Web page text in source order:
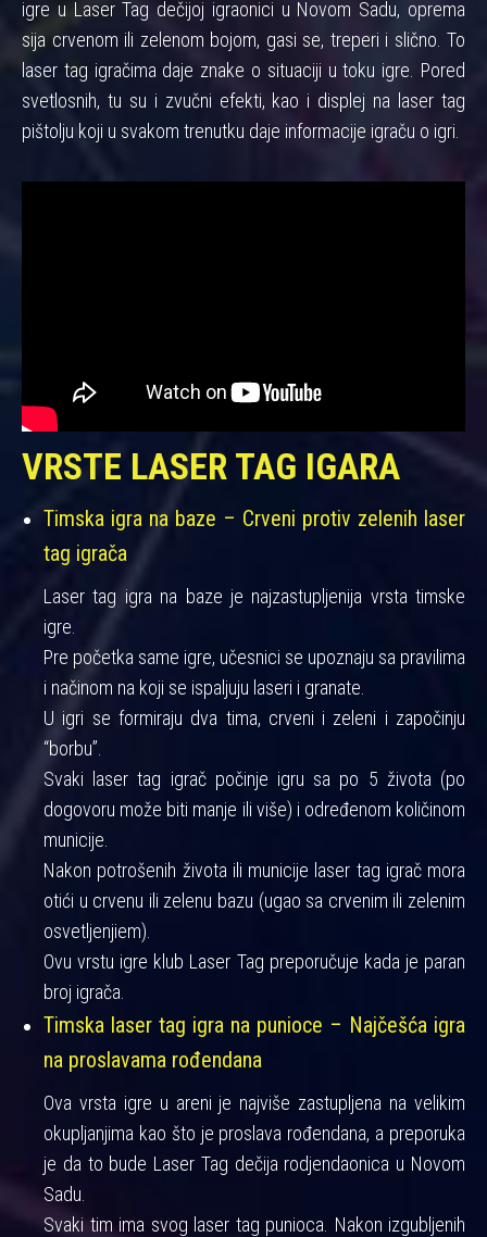
igre u Laser Tag dečijoj igraonici u Novom Sadu, oprema
sija crvenom ili zelenom bojom, gasi se, treperi i slično. To
laser tag igračima daje znake o situaciji u toku igre. Pored
svetlosnih, tu su i zvučni efekti, kao i displej na laser tag
pištolju koji u svakom trenutku daje informacije igraču o igri.
VRSTE LASER TAG IGARA
Timska igra na baze – Crveni protiv zelenih laser
tag igrača
Laser tag igra na baze je najzastupljenija vrsta timske
igre.
Pre početka same igre, učesnici se upoznaju sa pravilima
i načinom na koji se ispaljuju laseri i granate.
U igri se formiraju dva tima, crveni i zeleni i započinju
“borbu”.
Svaki laser tag igrač počinje igru sa po 5 života (po
dogovoru može biti manje ili više) i određenom količinom
municije.
Nakon potrošenih života ili municije laser tag igrač mora
otići u crvenu ili zelenu bazu (ugao sa crvenim ili zelenim
osvetljenjiem).
Ovu vrstu igre klub Laser Tag preporučuje kada je paran
broj igrača.
Timska laser tag igra na punioce – Najčešća igra
na proslavama rođendana
Ova vrsta igre u areni je najviše zastupljena na velikim
okupljanjima kao što je proslava rođendana, a preporuka
je da to bude Laser Tag dečija rodjendaonica u Novom
Sadu.
Svaki tim ima svog laser tag punioca. Nakon izgubljenih